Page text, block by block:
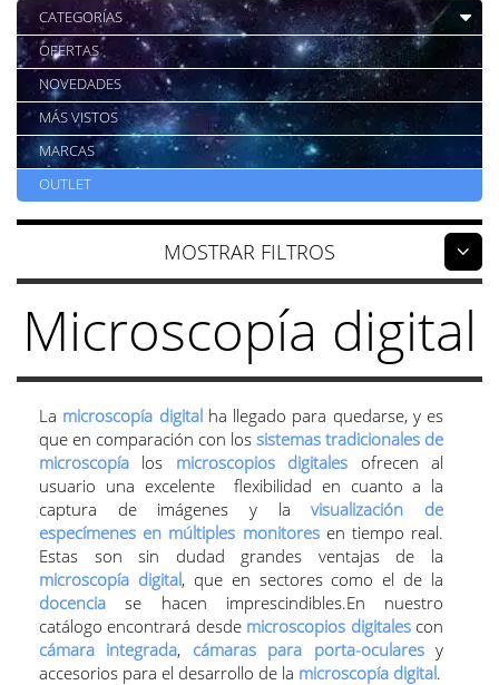
CATEGORÍAS
OFERTAS
NOVEDADES
MÁS VISTOS
MARCAS
OUTLET
FILTROS
Microscopía digital
La microscopía digitalha llegado para quedarse, y es
que en comparación con los sistemas tradicionales de
microscopía los microscopios digitales ofrecen al
usuario una excelente flexibilidad en cuanto a la
captura de imágenes y lavisualización de
especímenes en múltiples monitoresen tiempo real.
Estas son sin dudad grandes ventajas de la
microscopía digital, que en sectores como el de la
docencia se hacen imprescindibles.En nuestro
catálogo encontrará desde microscopios digitalescon
cámara integrada, cámaras para porta-ocularesy
accesorios para el desarrollo de la microscopía digital.